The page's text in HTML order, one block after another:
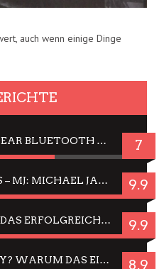
auch wenn einige Dinge
JBL TUNE 720BT: OVER EAR BLUETOOTH KOPFHÖRER UM DIE 50,-€ IM DAUER-TEST 7
WEGEN DES ERFOLGES – MJ: MICHAEL JACKSON MUSICAL IN EINER MATINEE SEHEN 9.9
JELLYFISH HAMBURG: DAS ERFOLGREICHE SOMMER-MENÜ 2025 IN GEFÜHLEN UND BILDERN 9.9
CÉSAR FÜR JIM CARREY? WARUM DAS EINER DER NERVIGSTEN ACTORS IST UND BLEIBT 8.9